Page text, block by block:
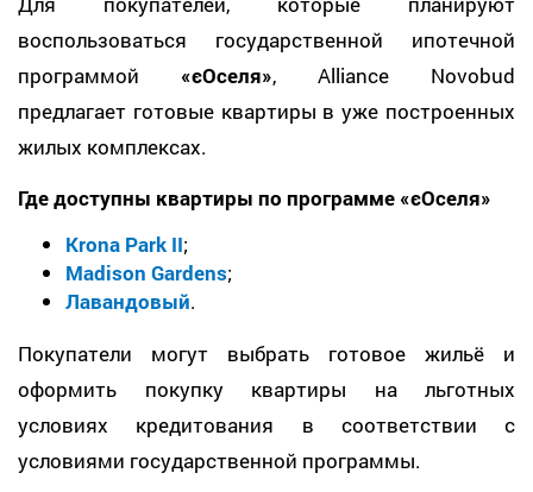
воспользоваться государственной ипотечной
программой «єОселя», Alliance Novobud
предлагает готовые квартиры в уже построенных
жилых комплексах.
Где доступны квартиры по программе «єОселя»
Krona Park II;
Madison Gardens;
Лавандовый.
Покупатели могут выбрать готовое жильё и
оформить покупку квартиры на льготных
условиях кредитования в соответствии с
условиями государственной программы.